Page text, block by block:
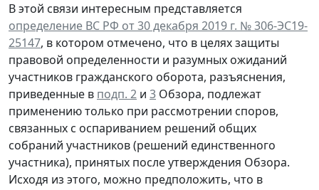
В этой связи интересным представляется
определение ВС РФ от 30 декабря 2019 г. № 306-ЭС19-
25147, в котором отмечено, что в целях защиты
правовой определенности и разумных ожиданий
участников гражданского оборота, разъяснения,
приведенные в подп. 2 и 3 Обзора, подлежат
применению только при рассмотрении споров,
связанных с оспариванием решений общих
собраний участников (решений единственного
участника), принятых после утверждения Обзора.
Исходя из этого, можно предположить, что в